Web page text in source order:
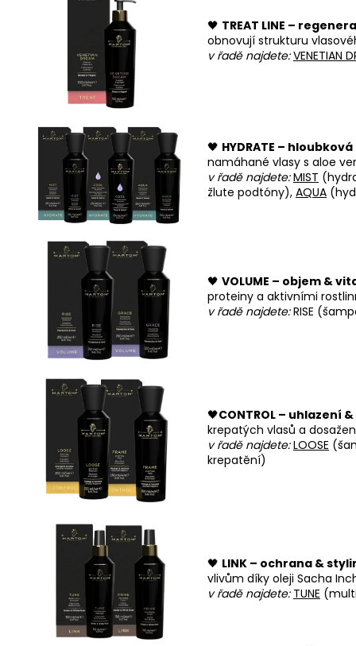
🖤 TREAT LINE –
obnovují strukturu
v řadě najdete: VENETIAN
🖤 HYDRATE –
namáhané vlasy s aloe
v řadě najdete: MIST
žlute podtóny), AQUA
🖤 VOLUME – objem &
proteiny a aktivními
v řadě najdete: RISE
🖤CONTROL – uhlazení
krepatých vlasů a
v řadě najdete: LOOSE
krepatění)
🖤 LINK – ochrana &
vlivům díky oleji Sacha
v řadě najdete: TUNE